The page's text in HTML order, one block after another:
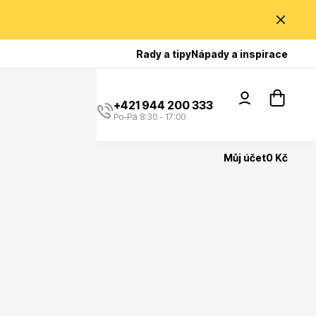
Rady a tipyNápady a inspirace
Poradíme Vám?
+421 944 200 333
Po-Pá 8:30 - 17:00
Můj účet0 Kč